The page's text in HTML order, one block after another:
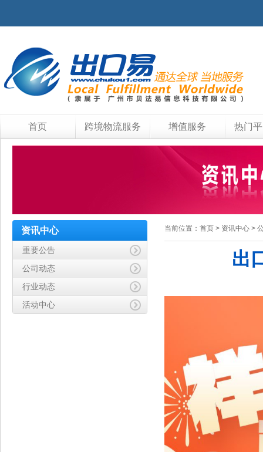
首页 跨境物流服务 增值服务 热门
资讯中心
重要公告
公司动态
行业动态
活动中心
当前位置： 首页 > 资讯中心 >
出